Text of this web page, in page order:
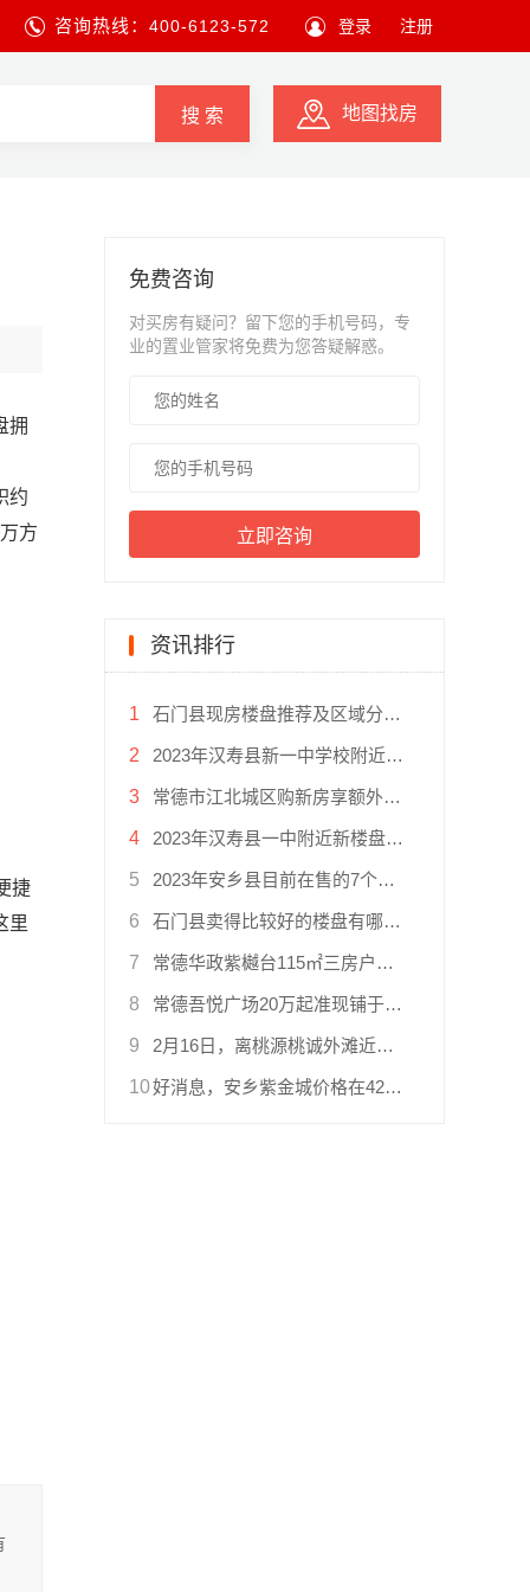
咨询热线： 400-6123-572 登录 注册
搜 索 地图找房
拥
约
方
捷
里
免费咨询
对买房有疑问？留下您的手机号码，专
业的置业管家将免费为您答疑解惑。
立即咨询
资讯排行
1 石门县现房楼盘推荐及区域分布，选择楼盘的决策建议
2 2023年汉寿县新一中学校附近有4个在售楼盘更新啦
3 常德市江北城区购新房享额外25％契税优惠补贴！
4 2023年汉寿县一中附近新楼盘推荐以下
5 2023年安乡县目前在售的7个热销楼盘更新啦！
6 石门县卖得比较好的楼盘有哪些？分别在哪个位置
7 常德华政紫樾台115㎡三房户型重磅推出，目前仅剩60席！
8 常德吾悦广场20万起准现铺于23年12月22日精彩开业！
9 2月16日，离桃源桃诚外滩近距离的桃源县文津学校正式开工
10 好消息，安乡紫金城价格在4200-4500元每平